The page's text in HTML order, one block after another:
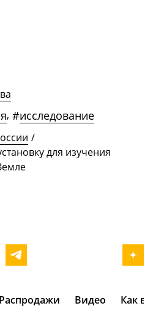
, #исследование
/
для изучения
Распродажи Видео Как